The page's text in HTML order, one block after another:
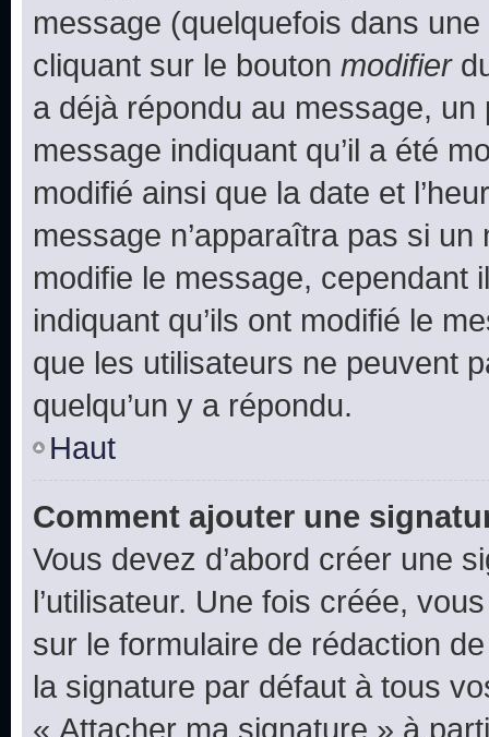
message (quelquefois dans
cliquant sur le bouton modifier
a déjà répondu au message, un
message indiquant qu’il a été
modifié ainsi que la date et
message n’apparaîtra pas si
modifie le message, cependant
indiquant qu’ils ont modifié le
que les utilisateurs ne peuvent
quelqu’un y a répondu.
Haut
Comment ajouter une
Vous devez d’abord créer une
l’utilisateur. Une fois créée,
sur le formulaire de rédaction
la signature par défaut à tous
« Attacher ma signature » à